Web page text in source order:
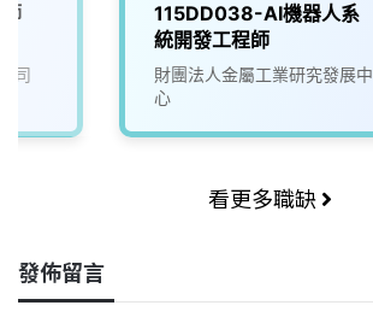
司
115DD038-AI機器人系
統開發工程師
財團法人金屬工業研究發展中
心
看更多職缺
發佈留言